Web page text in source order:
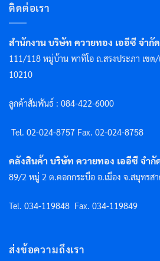
ติดต่อเรา
สำนักงาน บริษัท ควายทอง เออีซี จำกัด
111/118 หมู่บ้าน พาทิโอ ถ.สรงประภา เขต
10210
ลูกค้าสัมพันธ์ : 084-422-6000
Tel. 02-024-8757 Fax. 02-024-8758
คลังสินค้า บริษัท ควายทอง เออีซี จำกั
89/2 หมู่ 2 ต.คอกกระบือ อ.เมือง จ.สมุทรส
Tel. 034-119848 Fax. 034-119849
ส่งข้อความถึงเรา